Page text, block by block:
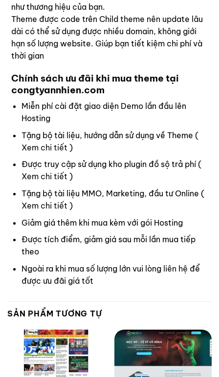
như thương hiệu của bạn.
Theme được code trên Child theme nên update lâu
dài có thể sử dụng được nhiều domain, không giới
hạn số lượng website. Giúp bạn tiết kiệm chi phí và
thời gian
Chính sách ưu đãi khi mua theme tại
congtyannhien.com
Miễn phí cài đặt giao diện Demo lần đầu lên
Hosting
Tặng bộ tài liệu, hướng dẫn sử dụng về Theme (
Xem chi tiết )
Được truy cập sử dụng kho plugin đồ sộ trả phí (
Xem chi tiết )
Tặng bộ tài liệu MMO, Marketing, đầu tư Online (
Xem chi tiết )
Giảm giá thêm khi mua kèm với gói Hosting
Được tích điểm, giảm giá sau mỗi lần mua tiếp
theo
Ngoài ra khi mua số lượng lớn vui lòng liên hệ để
được ưu đãi giá tốt
SẢN PHẨM TƯƠNG TỰ